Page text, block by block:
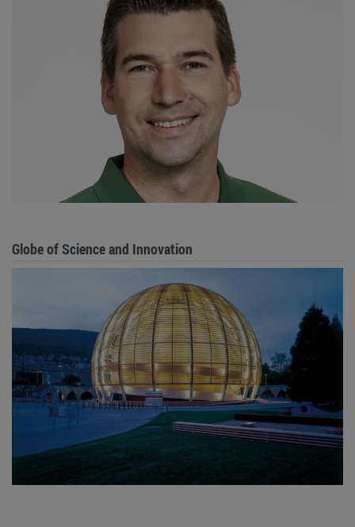
Globe of Science and Innovation